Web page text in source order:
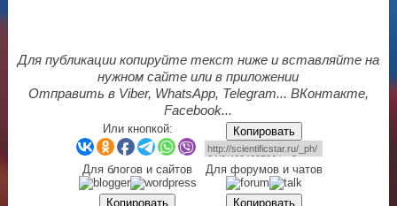
Для публикации копируйте текст ниже и вставляйте на
нужном сайте или в приложении
Отправить в Viber, WhatsApp, Telegram... ВКонтакте,
Facebook...
Или кнопкой: Копировать
Для блогов и сайтов Для форумов и чатов
Копировать Копировать